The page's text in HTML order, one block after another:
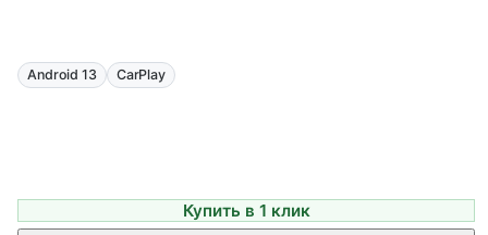
Android 13 CarPlay
Купить в 1 клик